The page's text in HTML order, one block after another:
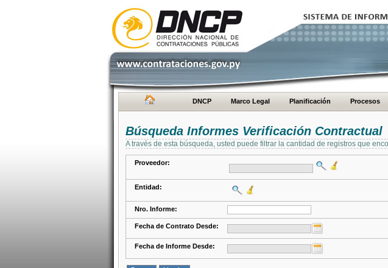
DNCP Marco Legal Planificación Procesos
Búsqueda Informes Verificación Contractual
A través de esta búsqueda, usted puede filtrar la cantidad de registros que
Proveedor:
Entidad:
Nro. Informe:
Fecha de Contrato Desde:
Fecha de Informe Desde: